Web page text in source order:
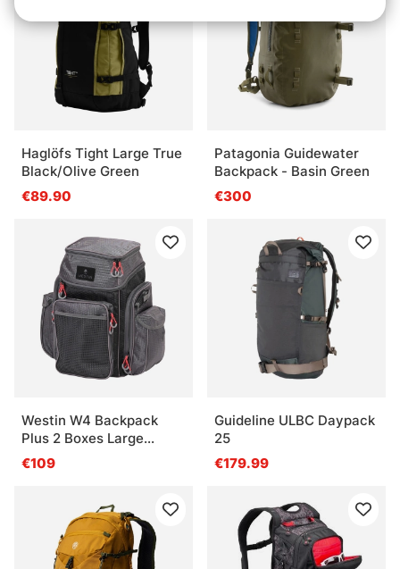
Haglöfs Tight Large True
Black/Olive Green
€89.90
Patagonia Guidewater
Backpack - Basin Green
€300
Westin W4 Backpack
Plus 2 Boxes Large
Titanium Black
€109
Guideline ULBC Daypack
25
€179.99